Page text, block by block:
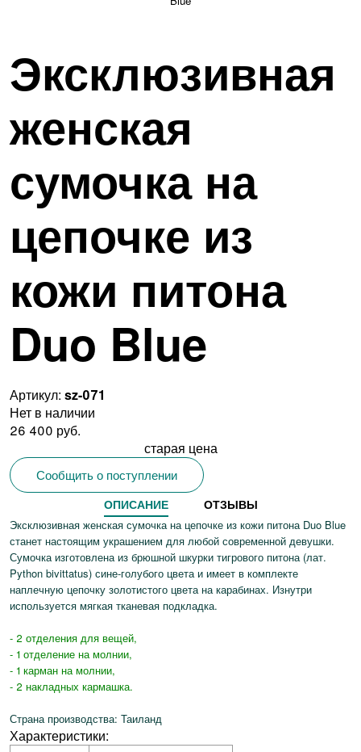
Эксклюзивная
женская
сумочка на
цепочке из
кожи питона
Duo Blue
Артикул: sz-071
Нет в наличии
26 400 руб.
старая цена
Сообщить о поступлении
ОПИСАНИЕ ОТЗЫВЫ
Эксклюзивная женская сумочка на цепочке из кожи питона Duo Blue
станет настоящим украшением для любой современной девушки.
Сумочка изготовлена из брюшной шкурки тигрового питона (лат.
Python bivittatus) сине-голубого цвета и имеет в комплекте
наплечную цепочку золотистого цвета на карабинах. Изнутри
используется мягкая тканевая подкладка.
- 2 отделения для вещей,
- 1 отделение на молнии,
- 1 карман на молнии,
- 2 накладных кармашка.
Страна производства: Таиланд
Характеристики: